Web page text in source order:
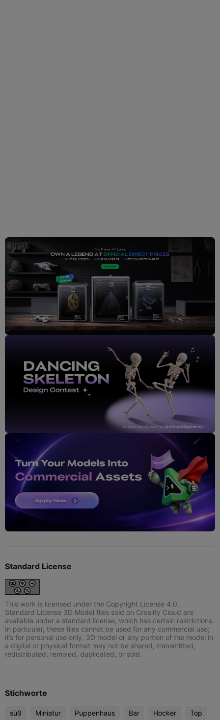
Standard License
This work is licensed under the Copyright License 4.0.
Standard License 3D Model files sold on Creality Cloud are
available under a standard license, which has certain restrictions.
In particular, these files cannot be used for any commercial use;
it’s for personal use only. 3D model or any portion of the model in
a digital or physical format may not be shared, transmitted,
redistributed, remixed, duplicated, or sold.
Stichworte
süß Miniatur Puppenhaus Bar Hocker Top